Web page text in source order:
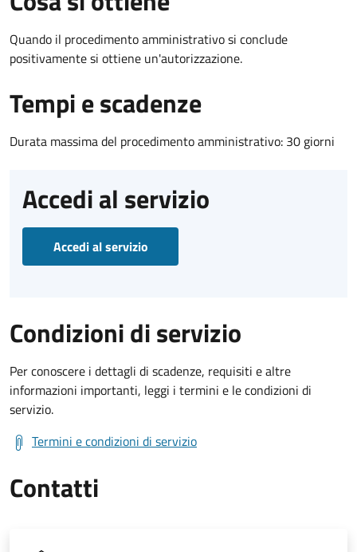
Quando il procedimento amministrativo si conclude
positivamente si ottiene un'autorizzazione.
Tempi e scadenze
Durata massima del procedimento amministrativo: 30 giorni
Accedi al servizio
Accedi al servizio
Condizioni di servizio
Per conoscere i dettagli di scadenze, requisiti e altre
informazioni importanti, leggi i termini e le condizioni di
servizio.
Termini e condizioni di servizio
Contatti